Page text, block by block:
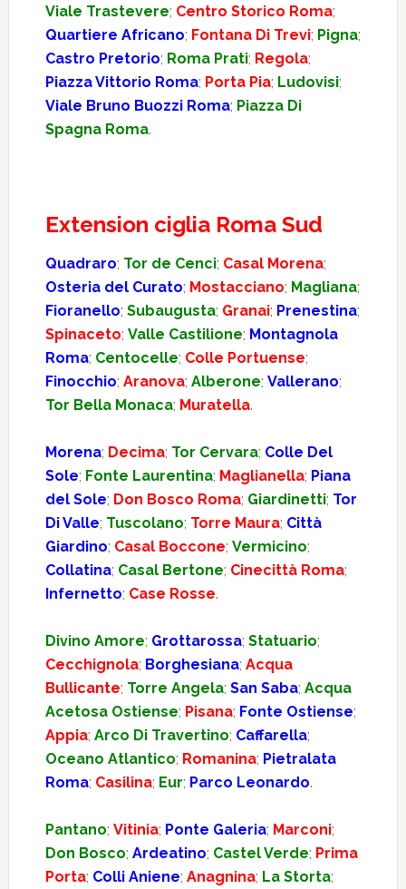
Viale Trastevere; Centro Storico Roma;
Quartiere Africano; Fontana Di Trevi; Pigna;
Castro Pretorio; Roma Prati; Regola;
Piazza Vittorio Roma; Porta Pia; Ludovisi;
Viale Bruno Buozzi Roma; Piazza Di
Spagna Roma.
Extension ciglia Roma Sud
Quadraro; Tor de Cenci; Casal Morena;
Osteria del Curato; Mostacciano; Magliana;
Fioranello; Subaugusta; Granai; Prenestina;
Spinaceto; Valle Castilione; Montagnola
Roma; Centocelle; Colle Portuense;
Finocchio; Aranova; Alberone; Vallerano;
Tor Bella Monaca; Muratella.
Morena; Decima; Tor Cervara; Colle Del
Sole; Fonte Laurentina; Maglianella; Piana
del Sole; Don Bosco Roma; Giardinetti; Tor
Di Valle; Tuscolano; Torre Maura; Città
Giardino; Casal Boccone; Vermicino;
Collatina; Casal Bertone; Cinecittà Roma;
Infernetto; Case Rosse.
Divino Amore; Grottarossa; Statuario;
Cecchignola; Borghesiana; Acqua
Bullicante; Torre Angela; San Saba; Acqua
Acetosa Ostiense; Pisana; Fonte Ostiense;
Appia; Arco Di Travertino; Caffarella;
Oceano Atlantico; Romanina; Pietralata
Roma; Casilina; Eur; Parco Leonardo.
Pantano; Vitinia; Ponte Galeria; Marconi;
Don Bosco; Ardeatino; Castel Verde; Prima
Porta; Colli Aniene; Anagnina; La Storta;